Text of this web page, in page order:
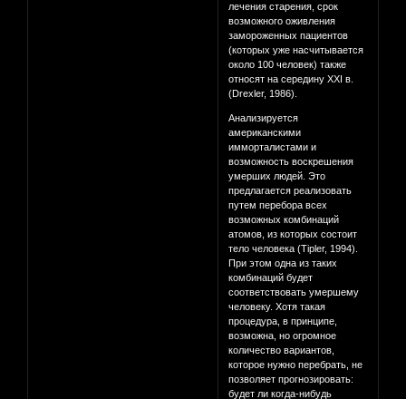
лечения старения, срок
возможного оживления
замороженных пациентов
(которых уже насчитывается
около 100 человек) также
относят на середину XXI в.
(Drexler, 1986).
Анализируется
американскими
имморталистами и
возможность воскрешения
умерших людей. Это
предлагается реализовать
путем перебора всех
возможных комбинаций
атомов, из которых состоит
тело человека (Tipler, 1994).
При этом одна из таких
комбинаций будет
соответствовать умершему
человеку. Хотя такая
процедура, в принципе,
возможна, но огромное
количество вариантов,
которое нужно перебрать, не
позволяет прогнозировать:
будет ли когда-нибудь